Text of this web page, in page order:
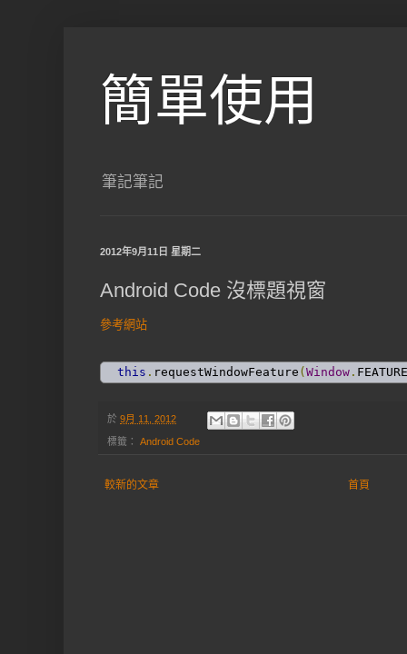
簡單使用
筆記筆記
2012年9月11日 星期二
Android Code 沒標題視窗
參考網站
this . requestWindowFeature ( Window .
於 9月 11, 2012
標籤： Android Code
較新的文章 首頁